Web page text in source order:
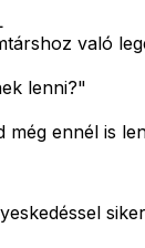
való
lenni?"
ennél is